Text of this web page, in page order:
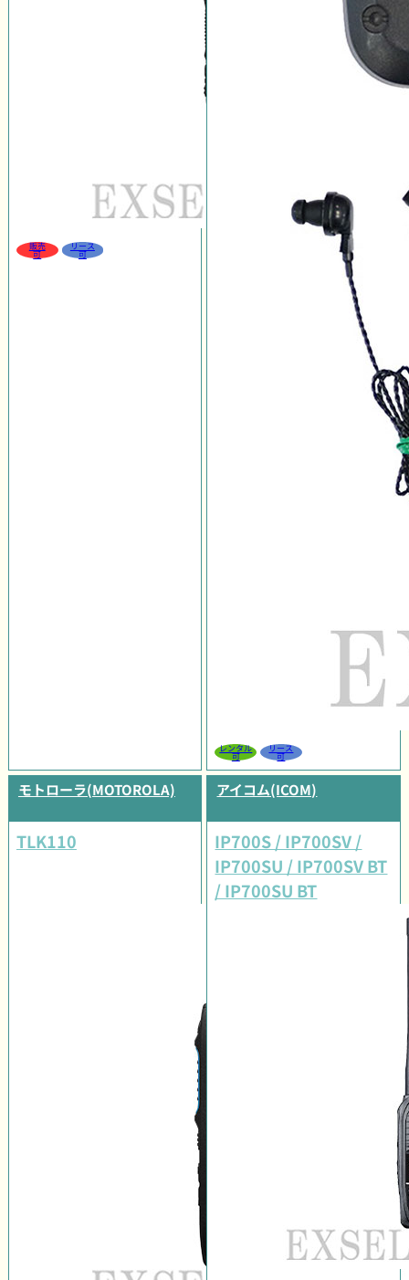
販売
可
リース
可
レンタル
可
リース
可
モトローラ(MOTOROLA)
TLK110
アイコム(ICOM)
IP700S / IP700SV /
IP700SU / IP700SV BT
/ IP700SU BT